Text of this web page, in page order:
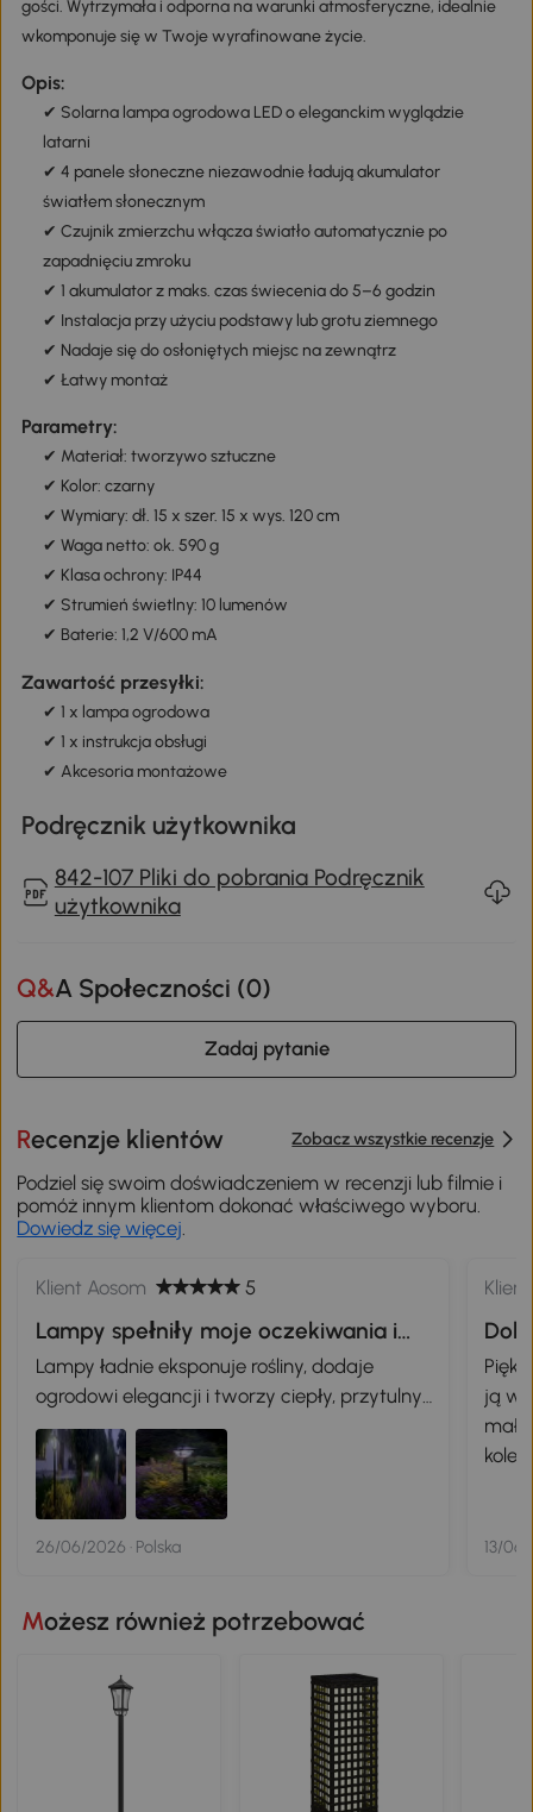
gości. Wytrzymała i odporna na warunki atmosferyczne, idealnie
wkomponuje się w Twoje wyrafinowane życie.
Opis:
✔ Solarna lampa ogrodowa LED o eleganckim wyglądzie
latarni
✔ 4 panele słoneczne niezawodnie ładują akumulator
światłem słonecznym
✔ Czujnik zmierzchu włącza światło automatycznie po
zapadnięciu zmroku
✔ 1 akumulator z maks. czas świecenia do 5–6 godzin
✔ Instalacja przy użyciu podstawy lub grotu ziemnego
✔ Nadaje się do osłoniętych miejsc na zewnątrz
✔ Łatwy montaż
Parametry:
✔ Materiał: tworzywo sztuczne
✔ Kolor: czarny
✔ Wymiary: dł. 15 x szer. 15 x wys. 120 cm
✔ Waga netto: ok. 590 g
✔ Klasa ochrony: IP44
✔ Strumień świetlny: 10 lumenów
✔ Baterie: 1,2 V/600 mA
Zawartość przesyłki:
✔ 1 x lampa ogrodowa
✔ 1 x instrukcja obsługi
✔ Akcesoria montażowe
Podręcznik użytkownika
842-107 Pliki do pobrania Podręcznik
użytkownika
Q&A Społeczności (0)
Zadaj pytanie
Recenzje klientów Zobacz wszystkie recenzje
Podziel się swoim doświadczeniem w recenzji lub filmie i
pomóż innym klientom dokonać właściwego wyboru.
Dowiedz się więcej.
Klient Aosom 5
Lampy spełniły moje oczekiwania i
świetnie prezentują się w ogrodzie.
Lampy ładnie eksponuje rośliny, dodaje
ogrodowi elegancji i tworzy ciepły, przytulny
klimat.
26/06/2026 · Polska
ją w
13/06/
Możesz również potrzebować